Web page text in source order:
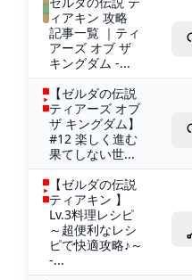
ィアキン 攻略
記事一覧 ｜ティ
アーズ オブ ザ
キングダム -...
【ゼルダの伝説
ティアーズ オブ
ザ キングダム】
#12 楽しく進む
果てしない世...
【ゼルダの伝説
ティアキン 】
Lv.3料理レシピ
～超便利なレシ
ピで快適攻略♪～
-...